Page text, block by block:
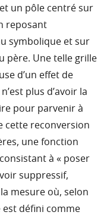
et un pôle centré sur
reposant
symbolique et sur
père. Une telle grille
d’un effet de
plus d’avoir la
pour parvenir à
cette reconversion
une fonction
à « poser
suppressif,
mesure où, selon
est défini comme